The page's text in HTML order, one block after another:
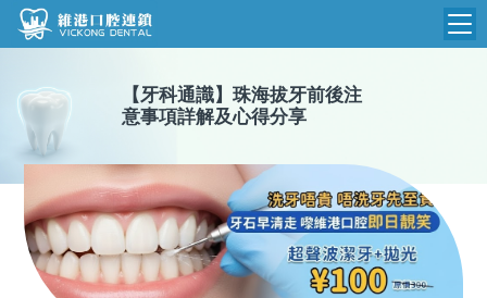
維港首頁
品牌介紹
環境設備
醫院新聞
收費標準
N
收費總表
植牙收費
醫生團隊
【 牙科通識】 珠海拔牙前後注
意事項詳解及心得分享